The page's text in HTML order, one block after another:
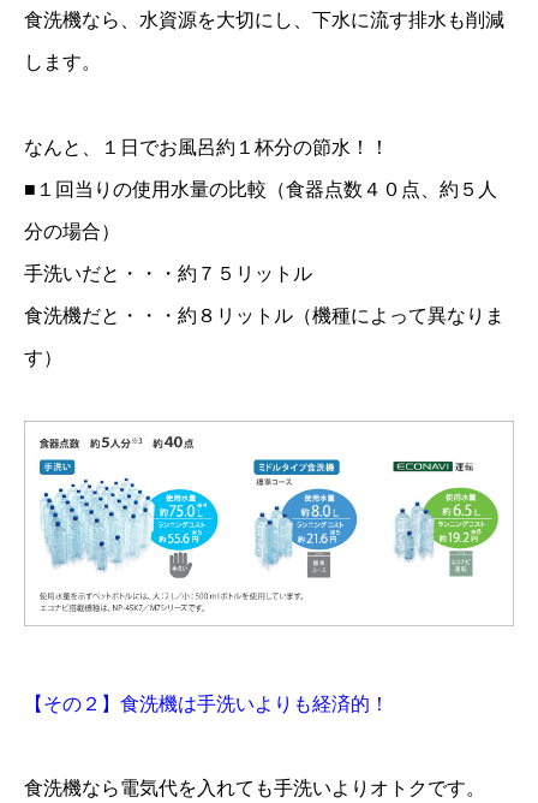
食洗機なら、水資源を大切にし、下水に流す排水も削減
します。
なんと、１日でお風呂約１杯分の節水！！
■１回当りの使用水量の比較（食器点数４０点、約５人
分の場合）
手洗いだと・・・約７５リットル
食洗機だと・・・約８リットル（機種によって異なりま
す）
【その２】食洗機は手洗いよりも経済的！
食洗機なら電気代を入れても手洗いよりオトクです。